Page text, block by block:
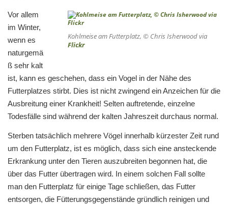
Kohlmeise am Futterplatz, © Chris Isherwood via
Flickr
Vor allem
im Winter,
wenn es
naturgemä
ß sehr kalt
ist, kann es geschehen, dass ein Vogel in der Nähe des
Futterplatzes stirbt. Dies ist nicht zwingend ein Anzeichen für die
Ausbreitung einer Krankheit! Selten auftretende, einzelne
Todesfälle sind während der kalten Jahreszeit durchaus normal.
Sterben tatsächlich mehrere Vögel innerhalb kürzester Zeit rund
um den Futterplatz, ist es möglich, dass sich eine ansteckende
Erkrankung unter den Tieren auszubreiten begonnen hat, die
über das Futter übertragen wird. In einem solchen Fall sollte
man den Futterplatz für einige Tage schließen, das Futter
entsorgen, die Fütterungsgegenstände gründlich reinigen und